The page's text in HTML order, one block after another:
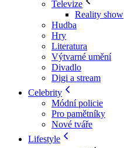
Televize
Reality show
Hudba
Hry
Literatura
Výtvarné umění
Divadlo
Digi a stream
Celebrity
Módní policie
Pro pamětníky
Nové tváře
Lifestyle